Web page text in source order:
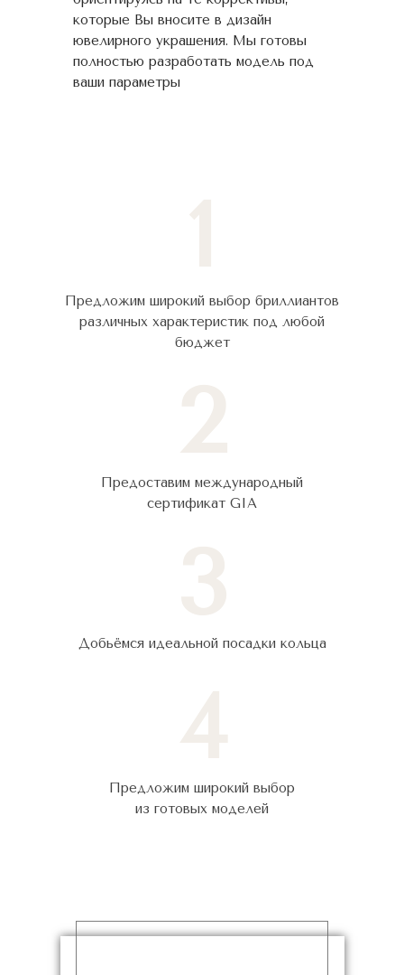
которые Вы вносите в дизайн
ювелирного украшения. Мы готовы
полностью разработать модель под
ваши параметры
Предложим широкий выбор бриллиантов
различных характеристик под любой
бюджет
Предоставим международный
сертификат GIA
Добьёмся идеальной посадки кольца
Предложим широкий выбор
из готовых моделей